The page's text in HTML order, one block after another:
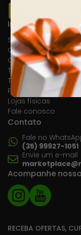
Institucional
Sobre a empresa
Compra Segura
Como comprar
Tempo de garantia
Trocas e devoluções
Política de
Lojas físicas
Fale conosco
Contato
Fale no
(35) 99927-1051
Envie um e-mail
Acompanhe
RECEBA OFERTAS,